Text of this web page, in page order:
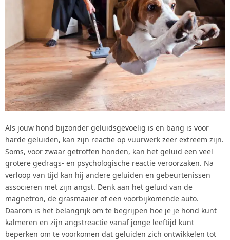
Als jouw hond bijzonder geluidsgevoelig is en bang is voor
harde geluiden, kan zijn reactie op vuurwerk zeer extreem zijn.
Soms, voor zwaar getroffen honden, kan het geluid een veel
grotere gedrags- en psychologische reactie veroorzaken. Na
verloop van tijd kan hij andere geluiden en gebeurtenissen
associëren met zijn angst. Denk aan het geluid van de
magnetron, de grasmaaier of een voorbijkomende auto.
Daarom is het belangrijk om te begrijpen hoe je je hond kunt
kalmeren en zijn angstreactie vanaf jonge leeftijd kunt
beperken om te voorkomen dat geluiden zich ontwikkelen tot